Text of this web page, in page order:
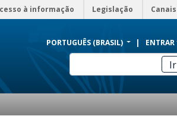
à informação Legislação Canais
PORTUGUÊS (BRASIL) ENTRAR
Ir